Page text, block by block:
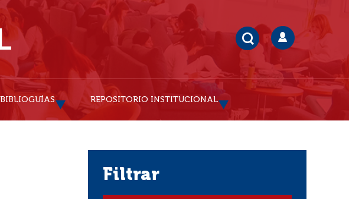
BIBLIOGUÍAS REPOSITORIO INSTITUCIONAL
filtrar